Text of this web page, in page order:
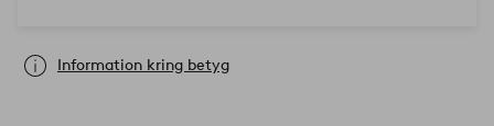
Information kring betyg